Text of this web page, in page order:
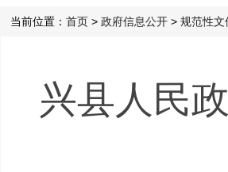
当前位置： 首页 > 政府信息公开 > 规范性文
兴县人民